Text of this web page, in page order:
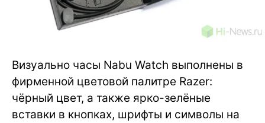
Визуально часы Nabu Watch выполнены в
фирменной цветовой палитре Razer:
чёрный цвет, а также ярко-зелёные
вставки в кнопках, шрифты и символы на